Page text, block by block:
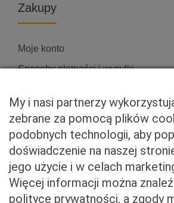
Zakupy
Moje konto
Sposoby płatności i wysyłki
Właściciel serwisu
Baveno Sp. z o. o.
Czerniakowska 71/408a
My i nasi partnerzy
zebrane za pomocą plików
podobnych technologii, aby
doświadczenie na naszej
jego użycie i w celach
Więcej informacji można
polityce prywatności, a zgody